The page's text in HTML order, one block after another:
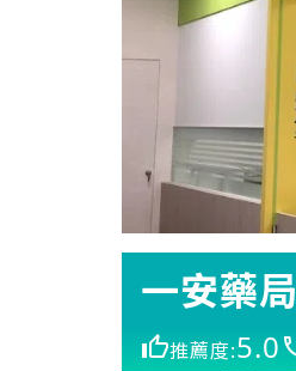
一安藥局
推薦度:5.0